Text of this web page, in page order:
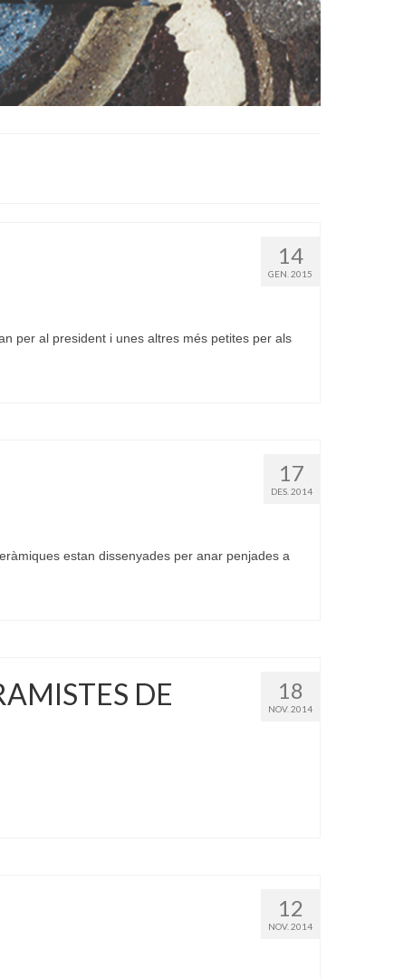
14
GEN. 2015
per al president i unes altres més petites per als
17
DES. 2014
estan dissenyades per anar penjades a
18
NOV. 2014
DE
12
NOV. 2014